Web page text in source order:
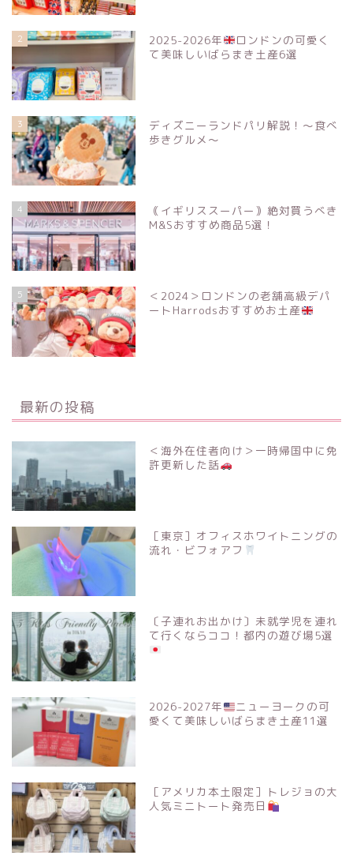
2 2025-2026年
ロンドンの可愛く
て美味しいばらまき土産6選
3
ディズニーランドパリ解説！〜食べ
歩きグルメ〜
4
｟イギリススーパー｠絶対買うべき
M&Sおすすめ商品5選！
5
＜2024＞ロンドンの老舗高級デパ
ートHarrodsおすすめお土産
最新の投稿
＜海外在住者向け＞一時帰国中に免
許更新した話
［東京］オフィスホワイトニングの
流れ・ビフォアフ
〔子連れお出かけ〕未就学児を連れ
て行くならココ！都内の遊び場5選
2026-2027年
ニューヨークの可
愛くて美味しいばらまき土産11選
［アメリカ本土限定］トレジョの大
人気ミニトート発売日